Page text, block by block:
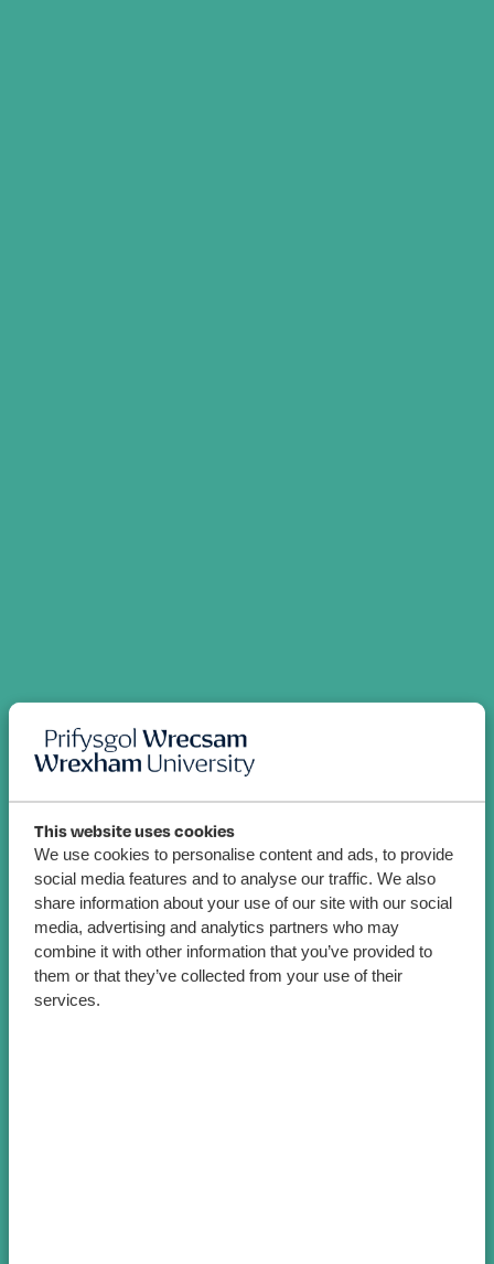
This website uses cookies
We use cookies to personalise content and ads, to provide
social media features and to analyse our traffic. We also
share information about your use of our site with our social
media, advertising and analytics partners who may
combine it with other information that you’ve provided to
them or that they’ve collected from your use of their
services.